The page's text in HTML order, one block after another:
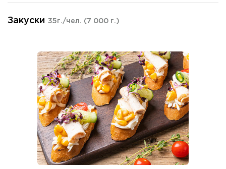
Закуски 35г./чел. (7 000 г.)